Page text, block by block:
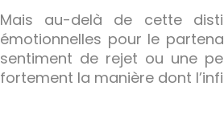
Mais au-delà de cette
émotionnelles pour le
sentiment de rejet ou une
fortement la manière dont